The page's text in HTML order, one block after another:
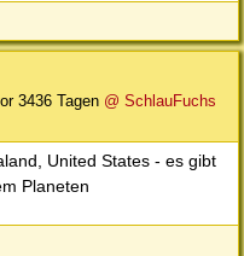
3436 Tagen @ SchlauFuchs
United States - es gibt
Planeten